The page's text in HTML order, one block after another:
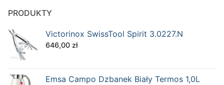
PRODUKTY
Victorinox SwissTool Spirit 3.0227.N
646,00 zł
Emsa Campo Dzbanek Biały Termos 1,0L